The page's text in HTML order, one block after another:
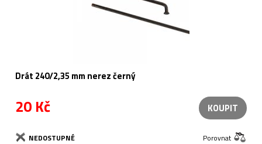
Drát 240/2,35 mm nerez černý
20 Kč KOUPIT
NEDOSTUPNÉ Porovnat